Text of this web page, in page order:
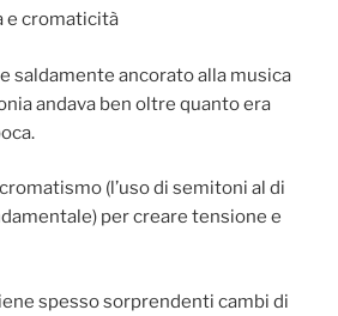
e cromaticità
saldamente ancorato alla musica
andava ben oltre quanto era
(l’uso di semitoni al di
per creare tensione e
spesso sorprendenti cambi di